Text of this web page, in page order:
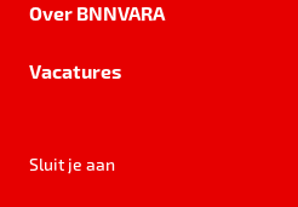
Over BNNVARA
Vacatures
Sluit je aan